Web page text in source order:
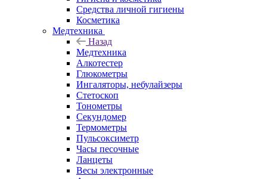
Средства личной гигиены
Косметика
Медтехника
Назад
Медтехника
Алкотестер
Глюкометры
Ингаляторы, небулайзеры
Стетоскоп
Тонометры
Секундомер
Термометры
Пульсоксиметр
Часы песочные
Ланцеты
Весы электронные